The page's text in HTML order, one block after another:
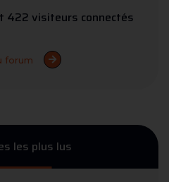
422 visiteurs connectés
forum
les plus lus